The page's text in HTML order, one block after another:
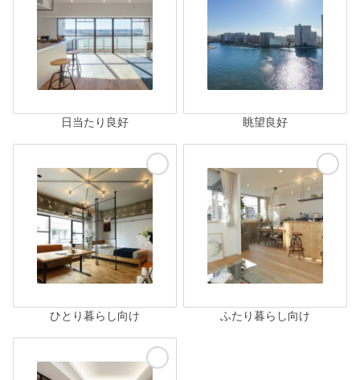
日当たり良好 眺望良好
ひとり暮らし向け ふたり暮らし向け